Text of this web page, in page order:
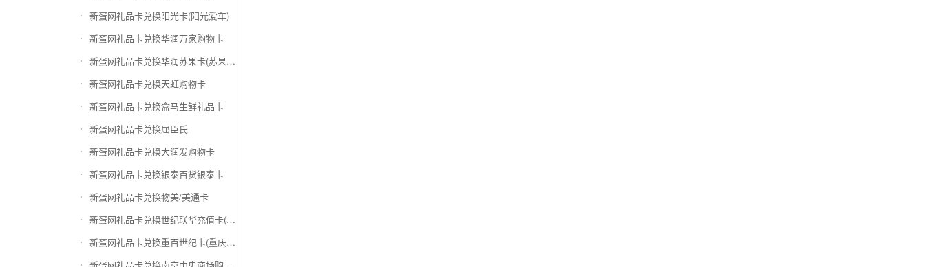
新蛋网礼品卡兑换阳光卡(阳光爱车)
新蛋网礼品卡兑换华润万家购物卡
新蛋网礼品卡兑换华润苏果卡(苏果超市卡)（维护 请暂停提交）
新蛋网礼品卡兑换天虹购物卡
新蛋网礼品卡兑换盒马生鲜礼品卡
新蛋网礼品卡兑换屈臣氏
新蛋网礼品卡兑换大润发购物卡
新蛋网礼品卡兑换银泰百货银泰卡
新蛋网礼品卡兑换物美/美通卡
新蛋网礼品卡兑换世纪联华充值卡(杭州联华)
新蛋网礼品卡兑换重百世纪卡(重庆百货)